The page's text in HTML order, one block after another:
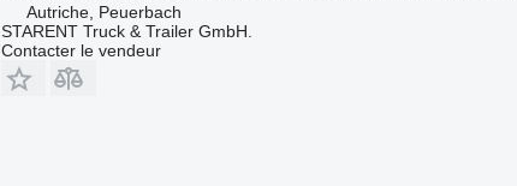
Autriche, Peuerbach
STARENT Truck & Trailer GmbH.
Contacter le vendeur